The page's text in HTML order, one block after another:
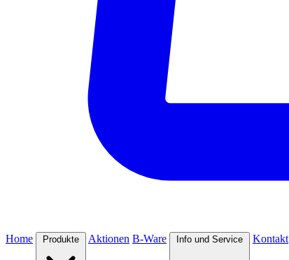
Home Produkte Aktionen B-Ware Info und Service Kontakt